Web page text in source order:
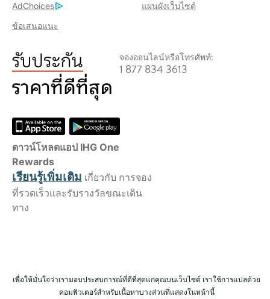
AdChoices
แผนผังเว็บไซต์
ข้อเสนอแนะ
จองออนไลน์หรือโทรศัพท์:
1 877 834 3613
ดาวน์โหลดแอป IHG One
Rewards
เรียนรู้เพิ่มเติม เกี่ยวกับ การจอง
ที่รวดเร็วและรับรางวัลขณะเดิน
ทาง
เพื่อให้มั่นใจว่าเรามอบประสบการณ์ที่ดีที่สุดแก่คุณบนเว็บไซต์ เราใช้การแปลด้วย
คอมพิวเตอร์สำหรับเนื้อหาบางส่วนที่แสดงในหน้านี้